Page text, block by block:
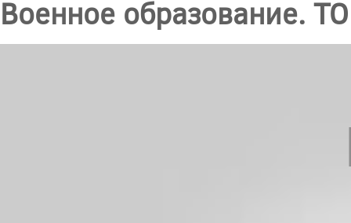
Военное образование.